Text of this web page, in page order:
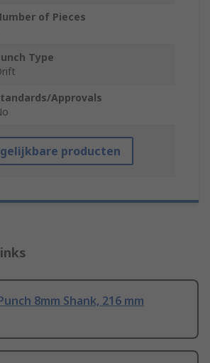
of Pieces
Type
Approvals
producten
8mm Shank, 216 mm